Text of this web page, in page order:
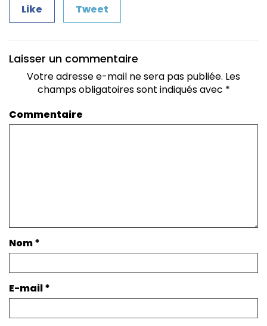
Like Tweet
Laisser un commentaire
Votre adresse e-mail ne sera pas publiée. Les
champs obligatoires sont indiqués avec *
Commentaire
Nom*
E-mail*